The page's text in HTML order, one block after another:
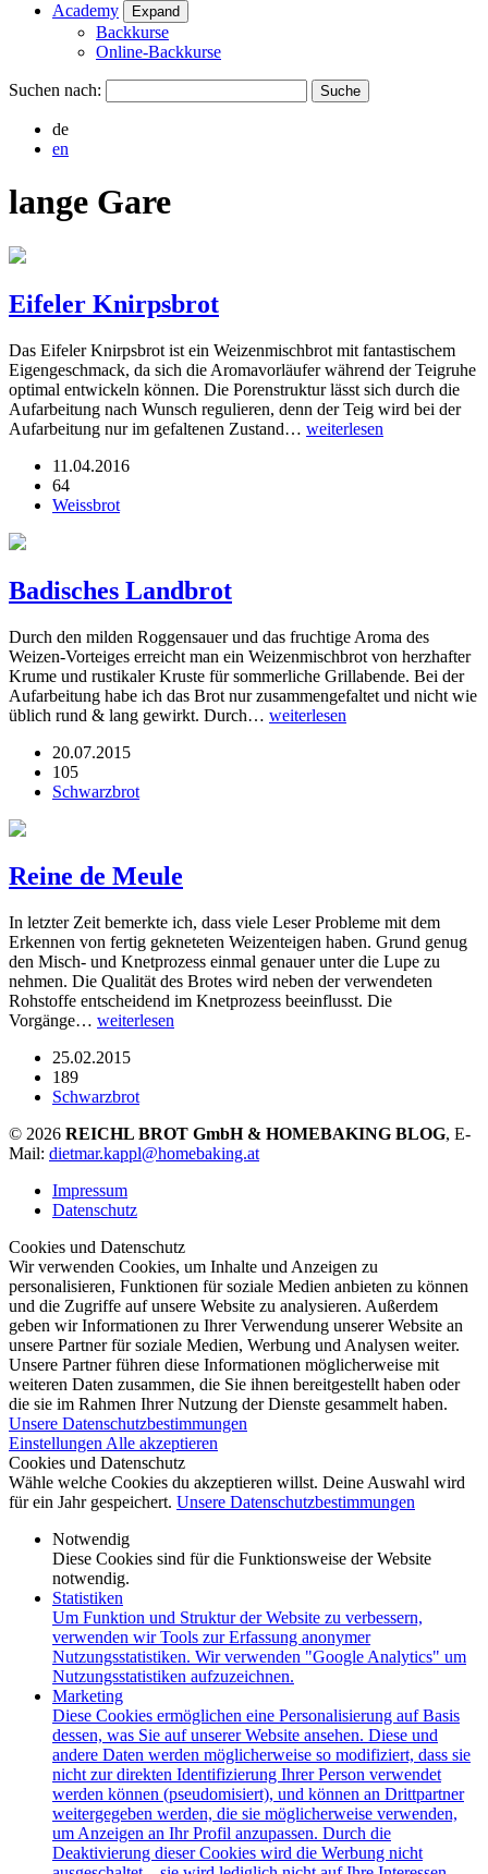
Academy
Expand
Backkurse
Online-Backkurse
Suchen nach:
de
en
lange Gare
Eifeler Knirpsbrot
Das Eifeler Knirpsbrot ist ein Weizenmischbrot mit fantastischem
Eigengeschmack, da sich die Aromavorläufer während der Teigruhe
optimal entwickeln können. Die Porenstruktur lässt sich durch die
Aufarbeitung nach Wunsch regulieren, denn der Teig wird bei der
Aufarbeitung nur im gefaltenen Zustand… weiterlesen
11.04.2016
64
Weissbrot
Badisches Landbrot
Durch den milden Roggensauer und das fruchtige Aroma des
Weizen-Vorteiges erreicht man ein Weizenmischbrot von herzhafter
Krume und rustikaler Kruste für sommerliche Grillabende. Bei der
Aufarbeitung habe ich das Brot nur zusammengefaltet und nicht wie
üblich rund & lang gewirkt. Durch… weiterlesen
20.07.2015
105
Schwarzbrot
Reine de Meule
In letzter Zeit bemerkte ich, dass viele Leser Probleme mit dem
Erkennen von fertig gekneteten Weizenteigen haben. Grund genug
den Misch- und Knetprozess einmal genauer unter die Lupe zu
nehmen. Die Qualität des Brotes wird neben der verwendeten
Rohstoffe entscheidend im Knetprozess beeinflusst. Die
Vorgänge… weiterlesen
25.02.2015
189
Schwarzbrot
© 2026 REICHL BROT GmbH & HOMEBAKING BLOG, E-
Mail: dietmar.kappl@homebaking.at
Impressum
Datenschutz
Cookies und Datenschutz
Wir verwenden Cookies, um Inhalte und Anzeigen zu
personalisieren, Funktionen für soziale Medien anbieten zu können
und die Zugriffe auf unsere Website zu analysieren. Außerdem
geben wir Informationen zu Ihrer Verwendung unserer Website an
unsere Partner für soziale Medien, Werbung und Analysen weiter.
Unsere Partner führen diese Informationen möglicherweise mit
weiteren Daten zusammen, die Sie ihnen bereitgestellt haben oder
die sie im Rahmen Ihrer Nutzung der Dienste gesammelt haben.
Unsere Datenschutzbestimmungen
Einstellungen Alle akzeptieren
Cookies und Datenschutz
Wähle welche Cookies du akzeptieren willst. Deine Auswahl wird
für ein Jahr gespeichert. Unsere Datenschutzbestimmungen
Notwendig
Diese Cookies sind für die Funktionsweise der Website
notwendig.
Statistiken
Um Funktion und Struktur der Website zu verbessern,
verwenden wir Tools zur Erfassung anonymer
Nutzungsstatistiken. Wir verwenden "Google Analytics" um
Nutzungsstatistiken aufzuzeichnen.
Marketing
Diese Cookies ermöglichen eine Personalisierung auf Basis
dessen, was Sie auf unserer Website ansehen. Diese und
andere Daten werden möglicherweise so modifiziert, dass sie
nicht zur direkten Identifizierung Ihrer Person verwendet
werden können (pseudomisiert), und können an Drittpartner
weitergegeben werden, die sie möglicherweise verwenden,
um Anzeigen an Ihr Profil anzupassen. Durch die
Deaktivierung dieser Cookies wird die Werbung nicht